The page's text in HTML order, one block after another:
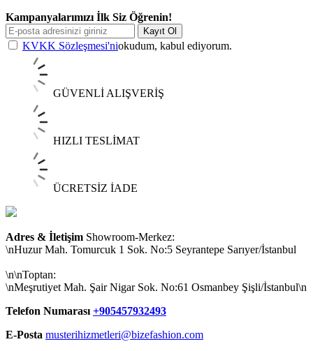
Kampanyalarımızı İlk Siz Öğrenin!
Kayıt Ol
KVKK Sözleşmesi'niokudum, kabul ediyorum.
GÜVENLİ ALIŞVERİŞ
HIZLI TESLİMAT
ÜCRETSİZ İADE
Adres & İletişim Showroom-Merkez:
\nHuzur Mah. Tomurcuk 1 Sok. No:5 Seyrantepe Sarıyer/İstanbul
\n\nToptan:
\nMeşrutiyet Mah. Şair Nigar Sok. No:61 Osmanbey Şişli/İstanbul\n
Telefon Numarası +905457932493
E-Posta musterihizmetleri@bizefashion.com